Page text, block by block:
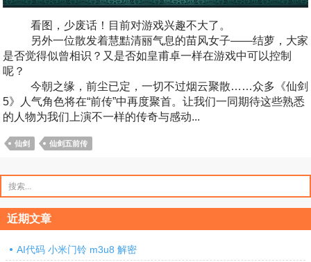
看图，少废话！目前对游戏兴趣不大了。
另外一位散发着慧黠清丽气息的苗风女子——结萝，大家
是否觉得似曾相识？又是否如皇甫卓一样在游戏中可以控制
呢？
今朝之缘，前尘已定，一切不过烟云聚散……众多《仙剑
5》人气角色将在“前传”中再度聚首。让我们一同期待这些熟悉
的人物为我们上演不一样的传奇与感动...
仙剑 仙剑五前传
索：
近期文章
AI代码 小米门铃 m3u8 解密